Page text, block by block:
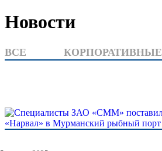
Новости
ВСЕ КОРПОРАТИВНЫЕ